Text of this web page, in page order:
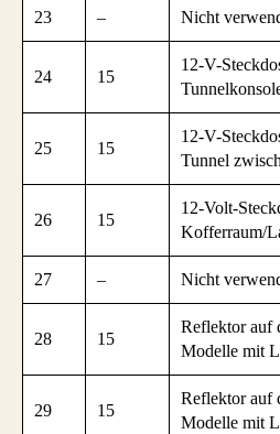
23 – Nicht
24 15
12-V-
25 15
12-V-
Tunnel
26 15
12-Volt-
Kofferraum/
27 – Nicht
28 15
Reflektor auf
Modelle mit
29 15
Reflektor auf
Modelle mit